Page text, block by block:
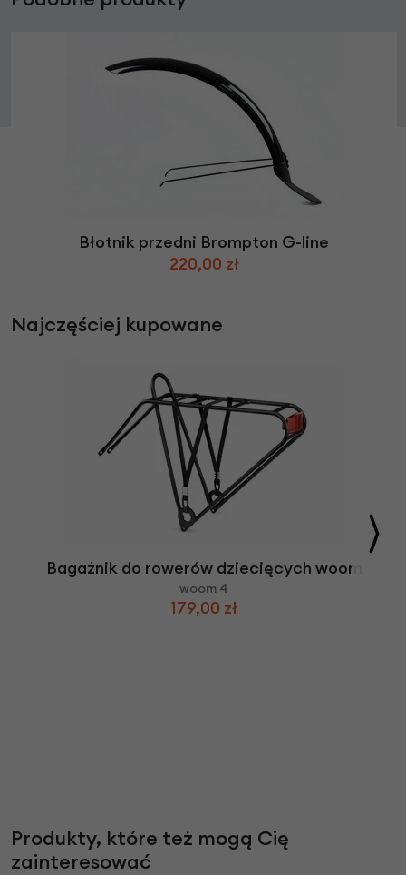
Błotnik przedni Brompton G-line
220,00 zł
Najczęściej kupowane
Bagażnik do rowerów dziecięcych woom
woom 4
179,00 zł
Produkty, które też mogą Cię
zainteresować